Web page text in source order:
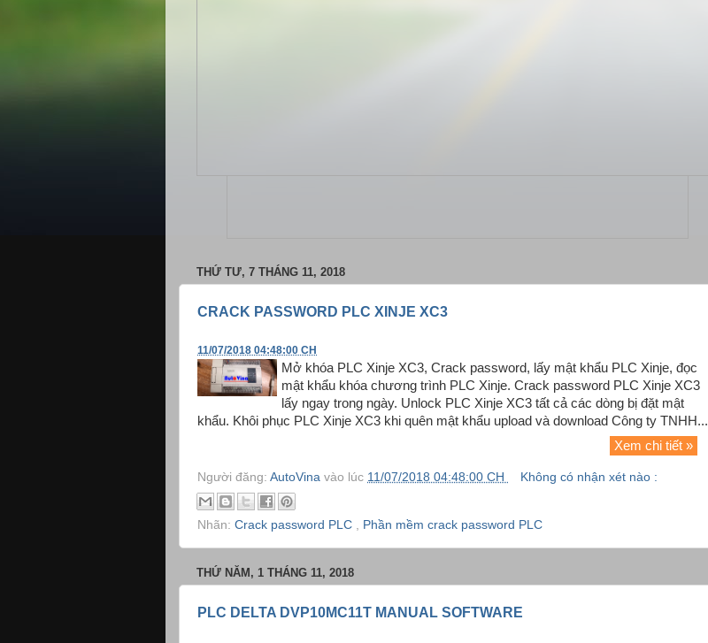
THỨ TƯ, 7 THÁNG 11, 2018
CRACK PASSWORD PLC XINJE XC3
11/07/2018 04:48:00 CH
Mở khóa PLC Xinje XC3, Crack password, lấy mật khẩu PLC Xinje, đọc
mật khẩu khóa chương trình PLC Xinje. Crack password PLC Xinje XC3
lấy ngay trong ngày. Unlock PLC Xinje XC3 tất cả các dòng bị đặt mật
khẩu. Khôi phục PLC Xinje XC3 khi quên mật khẩu upload và download Công ty TNHH...
Xem chi tiết »
Người đăng: AutoVina vào lúc 11/07/2018 04:48:00 CH Không có nhận xét nào :
Nhãn: Crack password PLC Phần mềm crack password PLC
THỨ NĂM, 1 THÁNG 11, 2018
PLC DELTA DVP10MC11T MANUAL SOFTWARE